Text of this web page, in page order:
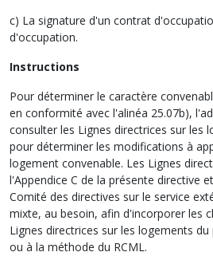
c) La signature d'un contrat
d'occupation.
Instructions
Pour déterminer le caractère
en conformité avec l'alinéa 25.07b),
consulter les Lignes directrices sur les
pour déterminer les modifications à
logement convenable. Les Lignes
l'Appendice C de la présente directive
Comité des directives sur le service
mixte, au besoin, afin d'incorporer les
Lignes directrices sur les logements
ou à la méthode du RCML.